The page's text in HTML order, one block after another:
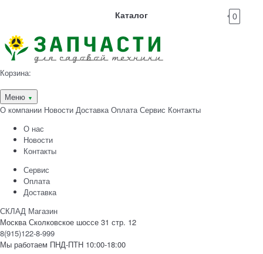
Каталог 0
Корзина:
Меню ▼
О компании Новости Доставка Оплата Сервис Контакты
О нас
Новости
Контакты
Сервис
Оплата
Доставка
СКЛАД Магазин
Москва Сколковское шоссе 31 стр. 12
8(915)122-8-999
Мы работаем ПНД-ПТН 10:00-18:00